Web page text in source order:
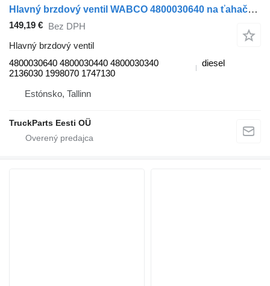
Hlavný brzdový ventil WABCO 4800030640 na ťahača DAF XF106
149,19 € Bez DPH
Hlavný brzdový ventil
4800030640 4800030440 4800030340
2136030 1998070 1747130
diesel
Estónsko, Tallinn
TruckParts Eesti OÜ